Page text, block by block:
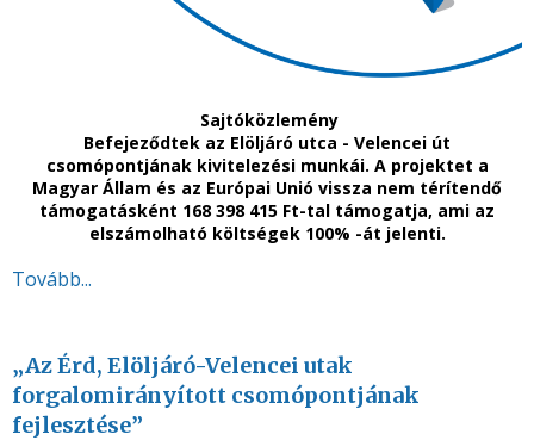
Sajtóközlemény
Befejeződtek az Elöljáró utca - Velencei út
csomópontjának kivitelezési munkái. A projektet a
Magyar Állam és az Európai Unió vissza nem térítendő
támogatásként 168 398 415 Ft-tal támogatja, ami az
elszámolható költségek 100% -át jelenti.
Tovább...
„Az Érd, Elöljáró-Velencei utak
forgalomirányított csomópontjának
fejlesztése”